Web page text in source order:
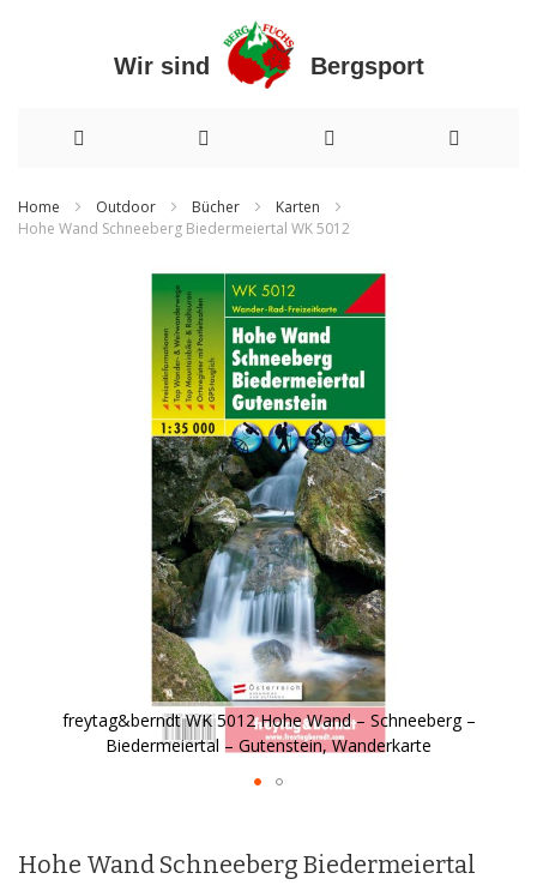
Wir sind Bergsport
zum
Home Outdoor Bücher
Karten
Hohe Wand Schneeberg Biedermeiertal WK 5012
freytag&berndt WK 5012 Hohe Wand – Schneeberg –
Biedermeiertal – Gutenstein, Wanderkarte
der
Hohe Wand Schneeberg Biedermeiertal